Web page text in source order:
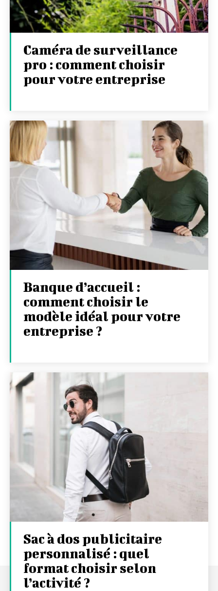
Caméra de surveillance
pro : comment choisir
pour votre entreprise
Banque d’accueil :
comment choisir le
modèle idéal pour votre
entreprise ?
Sac à dos publicitaire
personnalisé : quel
format choisir selon
l’activité ?